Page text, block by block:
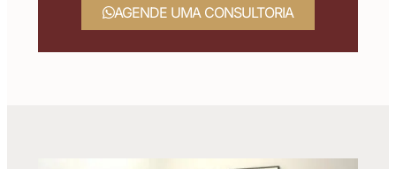
AGENDE UMA CONSULTORIA